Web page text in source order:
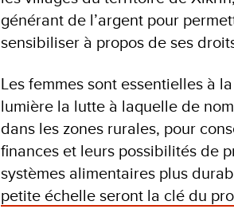
générant de l’argent pour
sensibiliser à propos de ses
Les femmes sont essentielles à
lumière la lutte à laquelle de
dans les zones rurales, pour
finances et leurs possibilités de
systèmes alimentaires plus
petite échelle seront la clé du